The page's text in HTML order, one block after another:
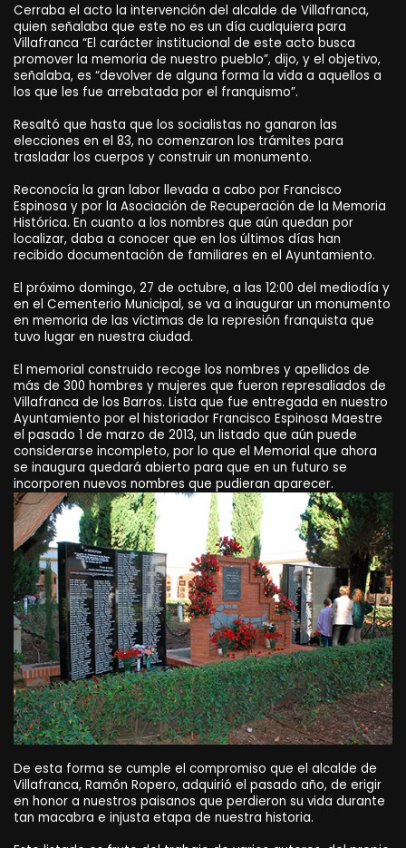
Cerraba el acto la intervención del alcalde de Villafranca,
quien señalaba que este no es un día cualquiera para
Villafranca “El carácter institucional de este acto busca
promover la memoria de nuestro pueblo”, dijo, y el objetivo,
señalaba, es “devolver de alguna forma la vida a aquellos a
los que les fue arrebatada por el franquismo”.
Resaltó que hasta que los socialistas no ganaron las
elecciones en el 83, no comenzaron los trámites para
trasladar los cuerpos y construir un monumento.
Reconocía la gran labor llevada a cabo por Francisco
Espinosa y por la Asociación de Recuperación de la Memoria
Histórica. En cuanto a los nombres que aún quedan por
localizar, daba a conocer que en los últimos días han
recibido documentación de familiares en el Ayuntamiento.
El próximo domingo, 27 de octubre, a las 12:00 del mediodía y
en el Cementerio Municipal, se va a inaugurar un monumento
en memoria de las víctimas de la represión franquista que
tuvo lugar en nuestra ciudad.
El memorial construido recoge los nombres y apellidos de
más de 300 hombres y mujeres que fueron represaliados de
Villafranca de los Barros. Lista que fue entregada en nuestro
Ayuntamiento por el historiador Francisco Espinosa Maestre
el pasado 1 de marzo de 2013, un listado que aún puede
considerarse incompleto, por lo que el Memorial que ahora
se inaugura quedará abierto para que en un futuro se
incorporen nuevos nombres que pudieran aparecer.
De esta forma se cumple el compromiso que el alcalde de
Villafranca, Ramón Ropero, adquirió el pasado año, de erigir
en honor a nuestros paisanos que perdieron su vida durante
tan macabra e injusta etapa de nuestra historia.